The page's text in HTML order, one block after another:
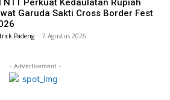
NTT Perkuat Kedaulatan Rupiah
Garuda Sakti Cross Border Fest
Padeng - 7 Agustus 2026
- Advertisement -